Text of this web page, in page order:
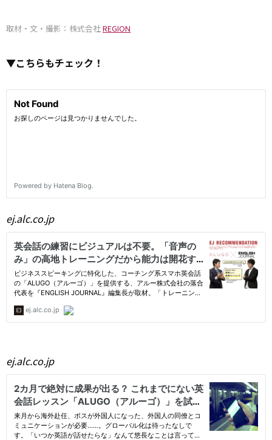
取材・文・撮影：株式会社REGION
▼こちらもチェック！
ej.alc.co.jp
ej.alc.co.jp